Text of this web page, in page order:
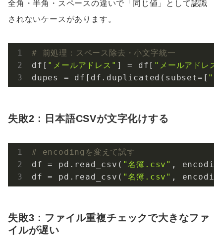
全角・半角・スペースの違いで「同じ値」として認識
されないケースがあります。
# 前処理：スペース除去・小文字統一
df[ "メールアドレス" ] = df[ "メールアドレス
dupes = df[df.duplicated(subset=[ "
失敗2：日本語CSVが文字化けする
# encodingを変えて試す
df = pd.read_csv( "名簿.csv" ,
df = pd.read_csv( "名簿.csv" ,
失敗3：ファイル重複チェックで大きなファ
イルが遅い